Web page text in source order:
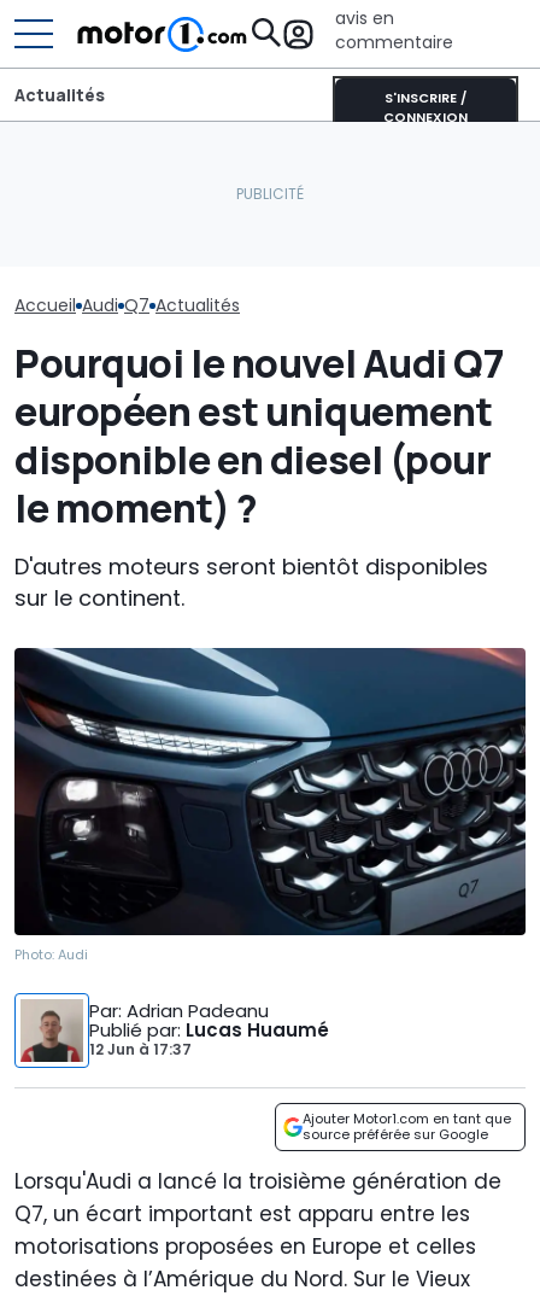
avis en
commentaire
S'INSCRIRE /
CONNEXION
Actualités
Accueil Audi Q7 Actualités
Pourquoi le nouvel Audi Q7
européen est uniquement
disponible en diesel (pour
le moment) ?
D'autres moteurs seront bientôt disponibles
sur le continent.
Photo:Audi
Par: Adrian Padeanu
Publié par: Lucas Huaumé
12 Jun à 17:37
Ajouter Motor1.com en tant que
source préférée sur Google
Lorsqu'Audi a lancé la troisième génération de
Q7, un écart important est apparu entre les
motorisations proposées en Europe et celles
destinées à l’Amérique du Nord. Sur le Vieux